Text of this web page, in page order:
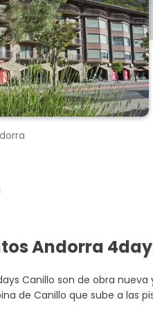
Andorra
Canillo son de obra
de Canillo que sube a las